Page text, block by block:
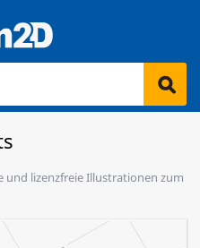
und lizenzfreie Illustrationen zum